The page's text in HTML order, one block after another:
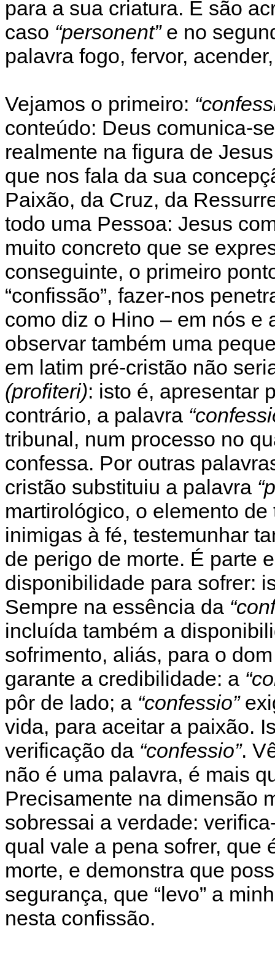
para a sua criatura. E são
caso “personent”e no
palavra fogo, fervor,
Vejamos o primeiro:
conteúdo: Deus comunica-
realmente na figura de
que nos fala da sua
Paixão, da Cruz, da
todo uma Pessoa: Jesus
muito concreto que se
conseguinte, o primeiro
“confissão”, fazer-nos
como diz o Hino – em nós e
observar também uma
em latim pré-cristão não
(profiteri): isto é, apresentar
contrário, a palavra
tribunal, num processo no
confessa. Por outras
cristão substituiu a palavra
martirológico, o elemento
inimigas à fé, testemunhar
de perigo de morte. É parte
disponibilidade para sofrer:
Sempre na essência da
incluída também a
sofrimento, aliás, para o
garante a credibilidade: a
pôr de lado; a “confessio”
vida, para aceitar a paixão.
verificação da “confessio”.
não é uma palavra, é mais
Precisamente na dimensão
sobressai a verdade:
qual vale a pena sofrer, que
morte, e demonstra que
segurança, que “levo” a
nesta confissão.